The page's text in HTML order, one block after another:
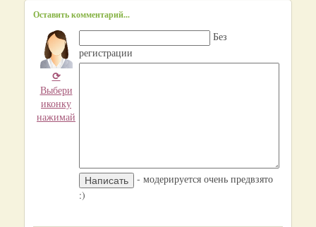
Оставить комментарий...
⟳
Выбери
иконку
нажимай
Без
регистрации
- модерируется очень предвзято
:)